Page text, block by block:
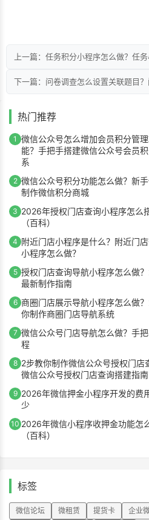
上一篇：任务积分小程序怎么做？任
下一篇：问卷调查怎么设置关联题目
热门推荐
1 微信公众号怎么增加会员积分管
能？手把手搭建微信公众号会员
系
2 微信公众号积分功能怎么做？新
制作微信积分商城
3 2026年授权门店查询小程序怎么
（百科）
4 附近门店小程序是什么？附近门
小程序怎么做？
5 授权门店查询导航小程序怎么做
最新制作指南
6 商圈门店展示导航小程序怎么做
你制作商圈门店导航系统
7 微信公众号门店导航怎么做？手
程
8 2步教你制作微信公众号授权门店
微信公众号授权门店查询搭建指南
9 2026年微信押金小程序开发的费
少
10 2026年微信小程序收押金功能怎
（百科）
标签
微信论坛 微租赁 提货卡 企业